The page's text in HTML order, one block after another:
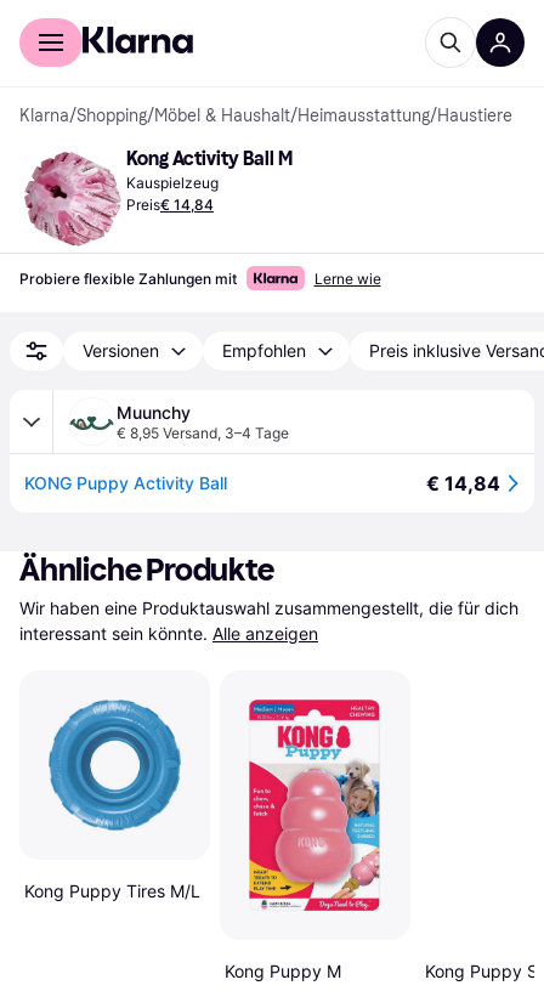
Für Shopper
Klarna/Shopping/Möbel & Haushalt/Heimausstattung/Haustiere
Kong Activity Ball M
Kauspielzeug
Preis€ 14,84
Probiere flexible Zahlungen mit Lerne wie
Versionen Empfohlen Preis inklusive
Muunchy
€ 8,95 Versand, 3–4 Tage
KONG Puppy Activity Ball € 14,84
Ähnliche Produkte
Wir haben eine Produktauswahl zusammengestellt, die für dich
interessant sein könnte. Alle anzeigen
Kong Puppy Tires M/L
Kong Puppy M
Kong Puppy S